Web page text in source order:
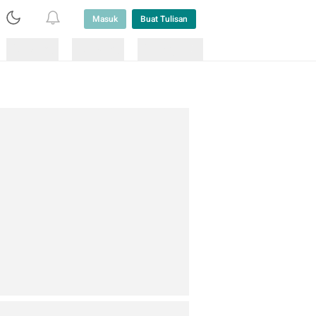
Masuk Buat Tulisan